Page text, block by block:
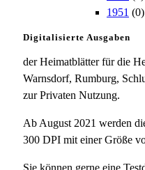
1951 (0)
Digitalisierte Ausgaben
der Heimatblätter für die
Warnsdorf, Rumburg,
zur Privaten Nutzung.
Ab August 2021 werden
300 DPI mit einer Größe